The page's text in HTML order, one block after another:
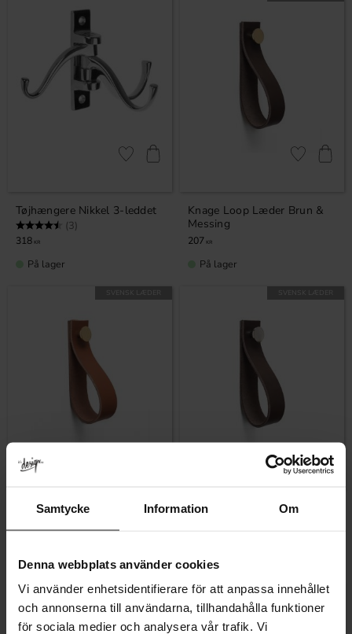
Samtycke Information Om
Denna webbplats använder cookies
Vi använder enhetsidentifierare för att anpassa innehållet
och annonserna till användarna, tillhandahålla funktioner
för sociala medier och analysera vår trafik. Vi
Tøjhængere Nikkel 3-leddet
Vurdering: (3)
318 KR
Gem som favorit
På lager
Knage Loop Læder Brun &
Messing
207 KR
Gem som
På lager
Knage Loop Læder Konjak &
På lager
Knage Loop Lær Brun &
Gem som
På lager
SVENSK LÆDER SVENSK LÆDER